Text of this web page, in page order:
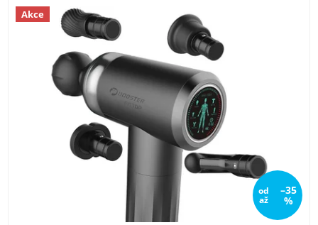
Akce
od
až
–35
%